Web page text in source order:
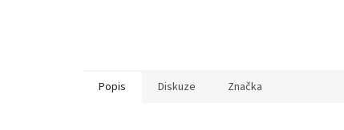
Popis Diskuze Značka